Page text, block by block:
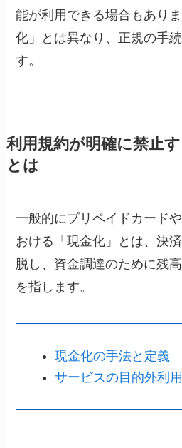
能が利用できる場合もあり
化」とは異なり、正規の手
す。
利用規約が明確に禁止
とは
一般的にプリペイドカード
おける「現金化」とは、決
脱し、資金調達のために残
を指します。
現金化の手法と定義
サービスの目的外利